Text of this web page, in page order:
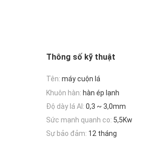
Thông số kỹ thuật
Tên: máy cuộn lá
Khuôn hàn: hàn ép lạnh
Độ dày lá Al: 0,3 ~ 3,0mm
Sức mạnh quanh co: 5,5Kw
Sự bảo đảm: 12 tháng